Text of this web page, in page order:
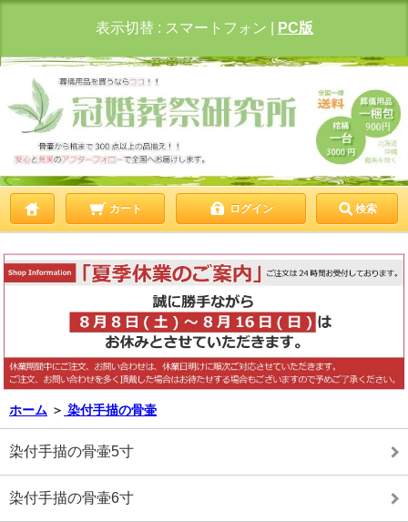
表示切替 : スマートフォン PC版
カート ログイン 検索
ホーム ＞ 染付手描の骨壷
染付手描の骨壷5寸
染付手描の骨壷6寸